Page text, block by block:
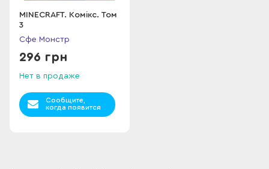
MINECRAFT. Комікс. Том
3
Сфе Монстр
296 грн
Нет в продаже
Сообщите,
когда появится